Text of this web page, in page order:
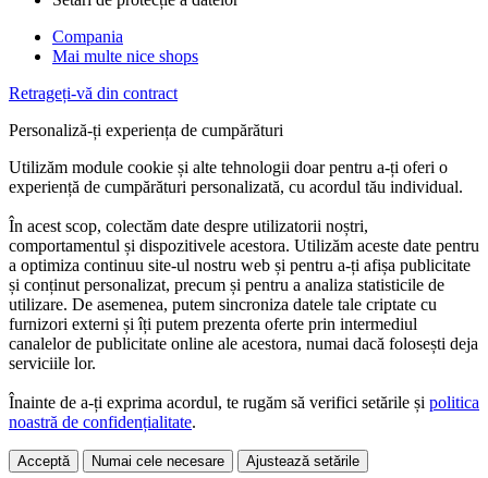
Compania
Mai multe nice shops
Retrageți-vă din contract
Personaliză-ți experiența de cumpărături
Utilizăm module cookie și alte tehnologii doar pentru a-ți oferi o
experiență de cumpărături personalizată, cu acordul tău individual.
În acest scop, colectăm date despre utilizatorii noștri,
comportamentul și dispozitivele acestora. Utilizăm aceste date pentru
a optimiza continuu site-ul nostru web și pentru a-ți afișa publicitate
și conținut personalizat, precum și pentru a analiza statisticile de
utilizare. De asemenea, putem sincroniza datele tale criptate cu
furnizori externi și îți putem prezenta oferte prin intermediul
canalelor de publicitate online ale acestora, numai dacă folosești deja
serviciile lor.
Înainte de a-ți exprima acordul, te rugăm să verifici setările și politica
noastră de confidențialitate.
Acceptă Numai cele necesare Ajustează setările